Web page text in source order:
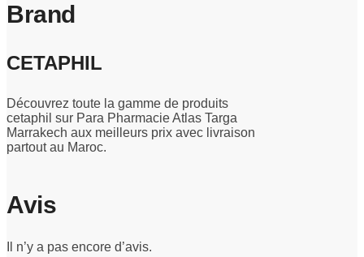
Brand
CETAPHIL
Découvrez toute la gamme de produits
cetaphil sur Para Pharmacie Atlas Targa
Marrakech aux meilleurs prix avec livraison
partout au Maroc.
Avis
Il n’y a pas encore d’avis.